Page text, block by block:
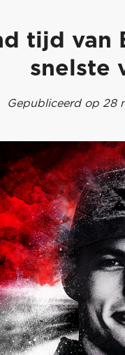
tijd van
snelste
Gepubliceerd op 28